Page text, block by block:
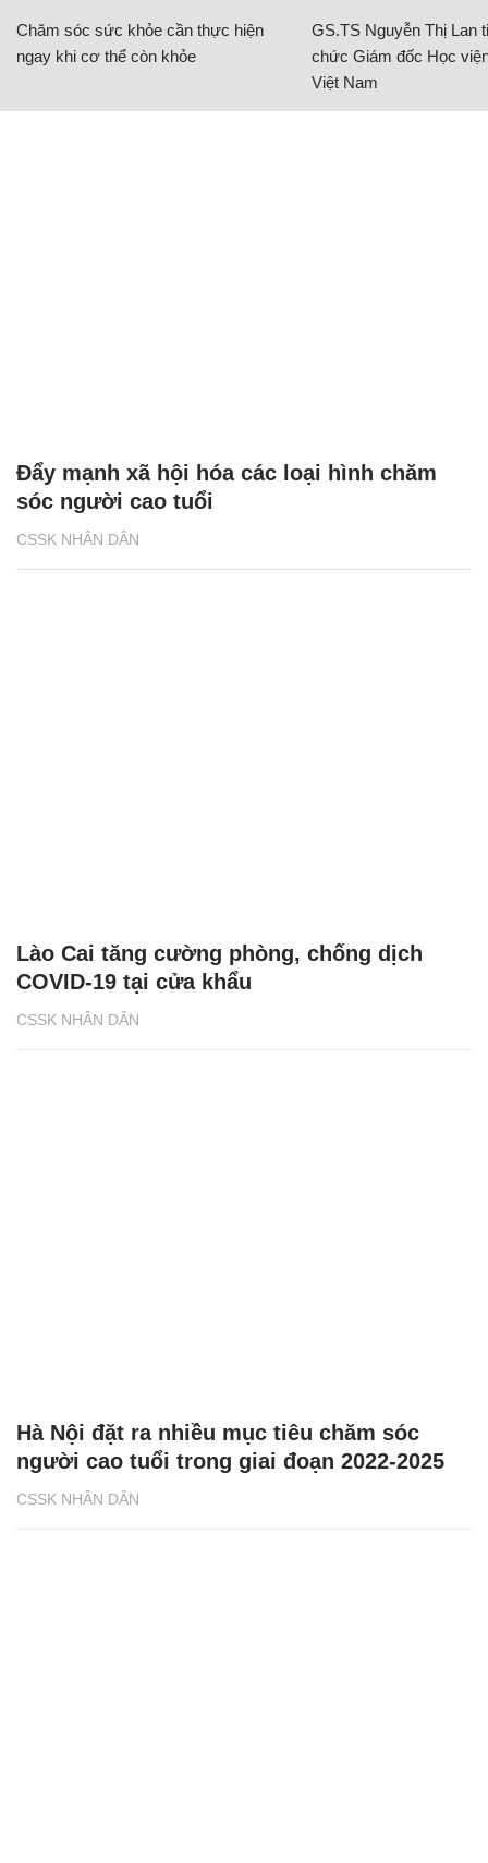
Chăm sóc sức khỏe cần thực hiện
ngay khi cơ thể còn khỏe
GS.TS Nguyễn Thị Lan
chức Giám đốc Học
Việt Nam
CSSK NHÂN DÂN
Đẩy mạnh xã hội hóa các loại hình chăm
sóc người cao tuổi
CSSK NHÂN DÂN
Lào Cai tăng cường phòng, chống dịch
COVID-19 tại cửa khẩu
CSSK NHÂN DÂN
Hà Nội đặt ra nhiều mục tiêu chăm sóc
người cao tuổi trong giai đoạn 2022-2025